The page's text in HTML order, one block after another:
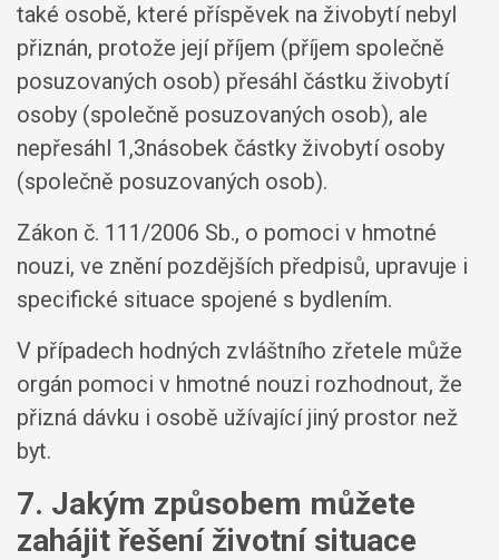
také osobě, které příspěvek na živobytí nebyl
přiznán, protože její příjem (příjem společně
posuzovaných osob) přesáhl částku živobytí
osoby (společně posuzovaných osob), ale
nepřesáhl 1,3násobek částky živobytí osoby
(společně posuzovaných osob).
Zákon č. 111/2006 Sb., o pomoci v hmotné
nouzi, ve znění pozdějších předpisů, upravuje i
specifické situace spojené s bydlením.
V případech hodných zvláštního zřetele může
orgán pomoci v hmotné nouzi rozhodnout, že
přizná dávku i osobě užívající jiný prostor než
byt.
7. Jakým způsobem můžete
zahájit řešení životní situace